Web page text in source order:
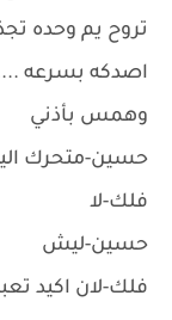
تروح يم وحده
اصدكه بسرعه
وهمس بأذني
حسين-متحرك
فلك-لا
حسين-ليش
فلك-لان اكيد